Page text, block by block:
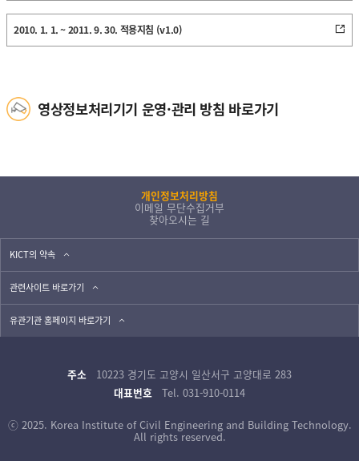
2010. 1. 1. ~ 2011. 9. 30. 적용지침 (v1.0)
영상정보처리기기 운영·관리 방침 바로가기
개인정보처리방침
이메일 무단수집거부
찾아오시는 길
KICT의 약속
관련사이트 바로가기
유관기관 홈페이지 바로가기
주소
10223 경기도 고양시 일산서구 고양대로 283
대표번호
Tel. 031-910-0114
ⓒ 2025. Korea Institute of Civil Engineering and Building Technology.
All rights reserved.